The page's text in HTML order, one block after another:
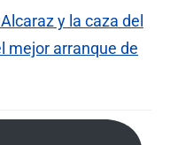
y la caza del
mejor arranque de